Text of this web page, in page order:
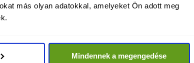
más olyan adatokkal, amelyeket Ön adott meg
Mindennek a megengedése